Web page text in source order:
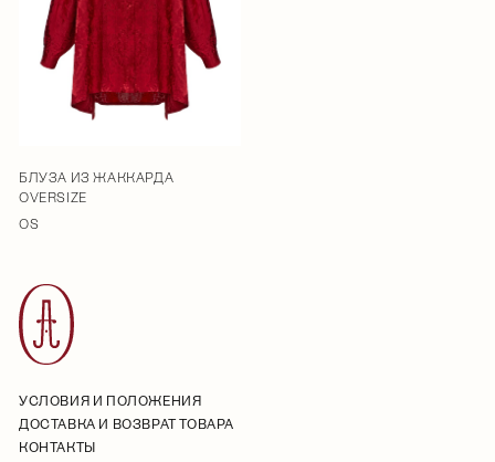
БЛУЗА ИЗ ЖАККАРДА
OVERSIZE
OS
УСЛОВИЯ И ПОЛОЖЕНИЯ
ДОСТАВКА И ВОЗВРАТ ТОВАРА
КОНТАКТЫ